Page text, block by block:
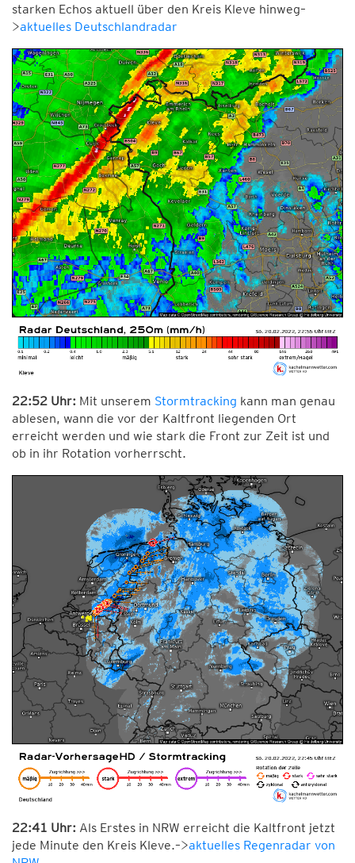
starken Echos aktuell über den Kreis Kleve hinweg–
>aktuelles Deutschlandradar
22:52 Uhr: Mit unserem Stormtracking kann man genau
ablesen, wann die vor der Kaltfront liegenden Ort
erreicht werden und wie stark die Front zur Zeit ist und
ob in ihr Rotation vorherrscht.
22:41 Uhr: Als Erstes in NRW erreicht die Kaltfront jetzt
jede Minute den Kreis Kleve.–>aktuelles Regenradar von